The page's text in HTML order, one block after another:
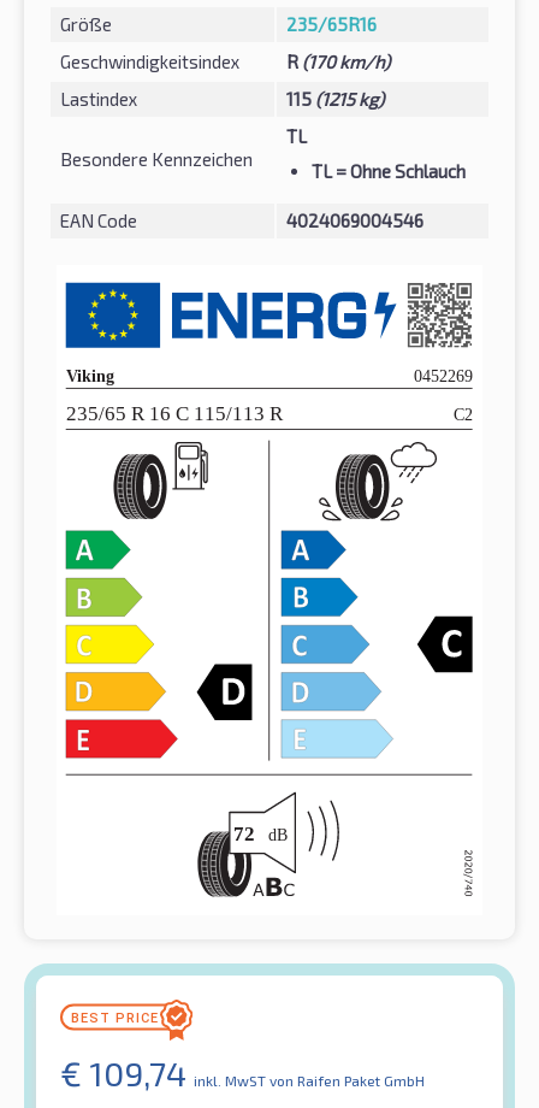
Größe
235/65R16
Geschwindigkeitsindex
R (170 km/h)
Lastindex
115 (1215 kg)
Besondere Kennzeichen
TL
TL= Ohne Schlauch
EAN Code 4024069004546
€ 109,74 inkl. MwST von Raifen Paket GmbH